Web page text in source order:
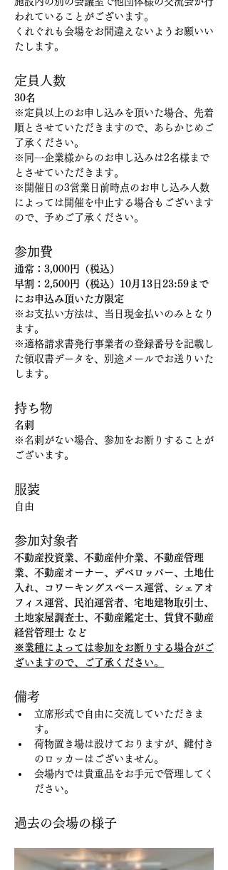
われていることがございます。
くれぐれも会場をお間違えないようお願いい
たします。
定員人数
30名
※定員以上のお申し込みを頂いた場合、先着
順とさせていただきますので、あらかじめご
了承ください。
※同一企業様からのお申し込みは2名様まで
とさせていただきます。
※開催日の3営業日前時点のお申し込み人数
によっては開催を中止する場合もございます
ので、予めご了承ください。
参加費
通常：3,000円（税込）
早割：2,500円（税込）10月13日23:59まで
にお申込み頂いた方限定
※お支払い方法は、当日現金払いのみとなり
ます。
※適格請求書発行事業者の登録番号を記載し
た領収書データを、別途メールでお送りいた
します。
持ち物
名刺
※名刺がない場合、参加をお断りすることが
ございます。
服装
自由
参加対象者
不動産投資業、不動産仲介業、不動産管理
業、不動産オーナー、デベロッパー、土地仕
入れ、コワーキングスペース運営、シェアオ
フィス運営、民泊運営者、宅地建物取引士、
土地家屋調査士、不動産鑑定士、賃貸不動産
経営管理士 など
※業種によっては参加をお断りする場合がご
ざいますので、ご了承ください。
備考
立席形式で自由に交流していただきま
す。
荷物置き場は設けておりますが、鍵付き
のロッカーはございません。
会場内では貴重品をお手元で管理してく
ださい。
過去の会場の様子